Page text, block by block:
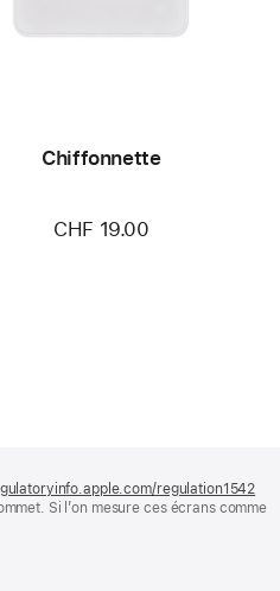
Chiffonnette
CHF 19.00
regulation1542
dans
Si l’on mesure ces écrans comme